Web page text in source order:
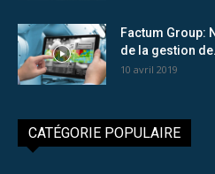
Factum Group:
de la gestion
10 avril 2019
CATÉGORIE POPULAIRE